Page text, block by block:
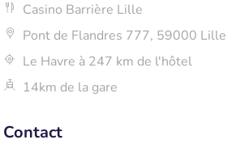
Casino Barrière Lille
Pont de Flandres 777, 59000 Lille
Le Havre à 247 km de l'hôtel
14km de la gare
Contact